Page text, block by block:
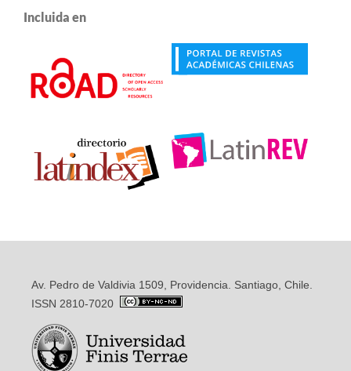
Incluida en
Av. Pedro de Valdivia 1509, Providencia. Santiago, Chile.
ISSN 2810-7020